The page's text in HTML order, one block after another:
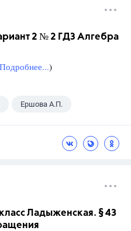
2 № 2 ГДЗ Алгебра
Подробнее...)
Ершова А.П.
Ладыженская. § 43